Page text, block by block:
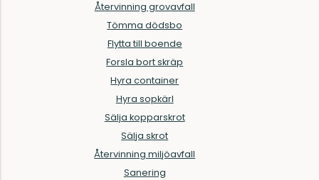
Återvinning grovavfall
Tömma dödsbo
Flytta till boende
Forsla bort skräp
Hyra container
Hyra sopkärl
Sälja kopparskrot
Sälja skrot
Återvinning miljöavfall
Sanering